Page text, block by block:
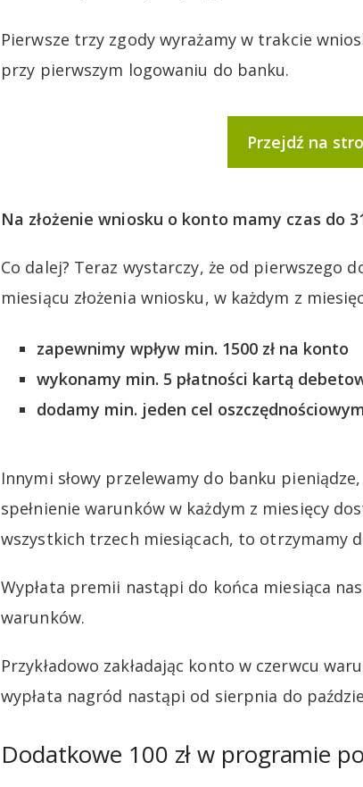
Pierwsze trzy zgody wyrażamy w trakcie
przy pierwszym logowaniu do banku.
Przejdź na
Na złożenie wniosku o konto mamy czas do
Co dalej? Teraz wystarczy, że od pierwszego
miesiącu złożenia wniosku, w każdym z
zapewnimy wpływ min. 1500 zł na konto
wykonamy min. 5 płatności kartą
dodamy min. jeden cel
Innymi słowy przelewamy do banku
spełnienie warunków w każdym z miesięcy
wszystkich trzech miesiącach, to otrzymamy
Wypłata premii nastąpi do końca miesiąca
warunków.
Przykładowo zakładając konto w czerwcu
wypłata nagród nastąpi od sierpnia do
Dodatkowe 100 zł w programie